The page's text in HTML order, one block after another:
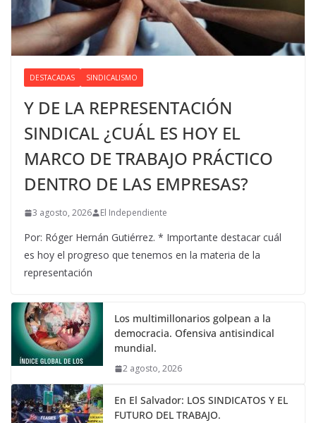
DESTACADAS SINDICALISMO
Y DE LA REPRESENTACIÓN
SINDICAL ¿CUÁL ES HOY EL
MARCO DE TRABAJO PRÁCTICO
DENTRO DE LAS EMPRESAS?
3 agosto, 2026 El Independiente
Por: Róger Hernán Gutiérrez. * Importante destacar cuál
es hoy el progreso que tenemos en la materia de la
representación
Los multimillonarios golpean a la
democracia. Ofensiva antisindical
mundial.
2 agosto, 2026
En El Salvador: LOS SINDICATOS Y EL
FUTURO DEL TRABAJO.